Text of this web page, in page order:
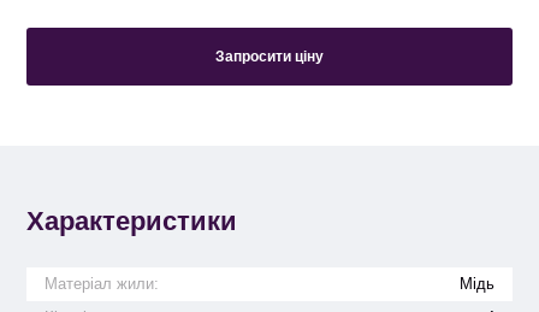
Запросити ціну
Характеристики
Матеріал жили:
Мідь